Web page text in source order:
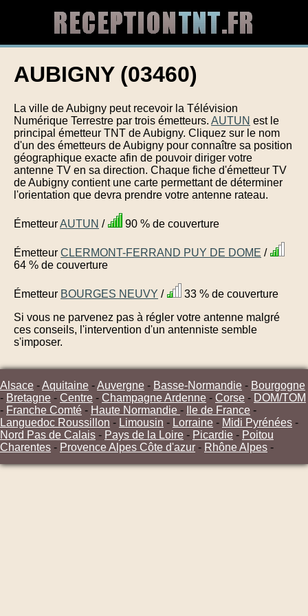
AUBIGNY (03460)
La ville de Aubigny peut recevoir la Télévision
Numérique Terrestre par trois émetteurs. AUTUN est le
principal émetteur TNT de Aubigny. Cliquez sur le nom
d'un des émetteurs de Aubigny pour connaître sa position
géographique exacte afin de pouvoir diriger votre
antenne TV en sa direction. Chaque fiche d'émetteur TV
de Aubigny contient une carte permettant de déterminer
l'orientation que devra prendre votre antenne rateau.
ÉmetteurAUTUN / 90 % de couverture
Émetteur CLERMONT-FERRAND PUY DE DOME /
64 % de couverture
Émetteur BOURGES NEUVY /
33 % de couverture
Si vous ne parvenez pas à régler votre antenne malgré
ces conseils, l'intervention d'un antenniste semble
s'imposer.
Alsace -Aquitaine -Auvergne - Basse-Normandie - Bourgogne
- Bretagne - Centre - Champagne Ardenne - Corse - DOM/TOM
- Franche Comté - Haute Normandie - Ile de France -
Languedoc Roussillon - Limousin - Lorraine - Midi Pyrénées -
Nord Pas de Calais - Pays de la Loire - Picardie - Poitou
Charentes - Provence Alpes Côte d'azur - Rhône Alpes -